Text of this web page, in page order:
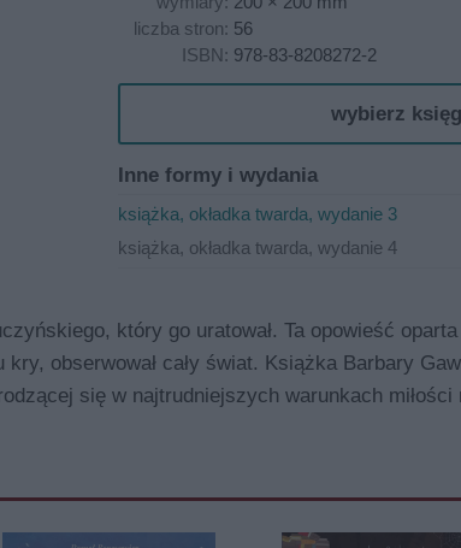
liczba stron: 56
ISBN: 978-83-8208272-2
wybierz
Inne formy i wydania
książka, okładka twarda, wydanie 3
książka, okładka twarda, wydanie 4
który go uratował. Ta opowieść
kry, obserwował cały świat. Książka Barbary
się w najtrudniejszych warunkach miłości